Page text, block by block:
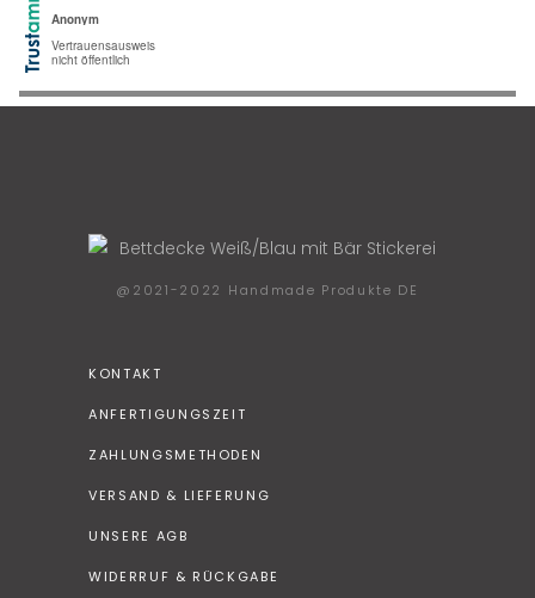
@2021-2022 Handmade Produkte DE
KONTAKT
ANFERTIGUNGSZEIT
ZAHLUNGSMETHODEN
VERSAND & LIEFERUNG
UNSERE AGB
WIDERRUF & RÜCKGABE